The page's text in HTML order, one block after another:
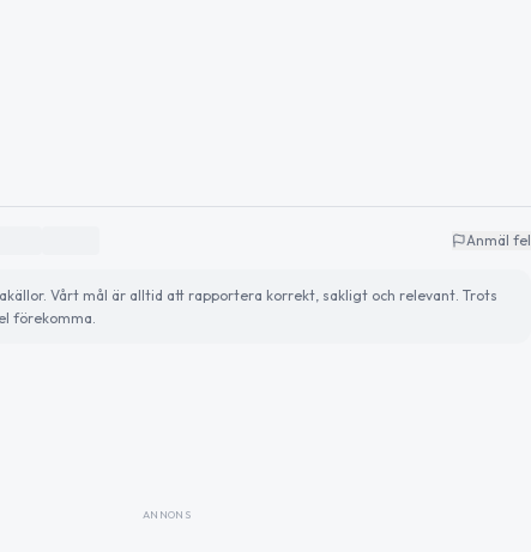
Anmäl fel
Vårt mål är alltid att rapportera korrekt, sakligt och relevant. Trots
förekomma.
ANNONS